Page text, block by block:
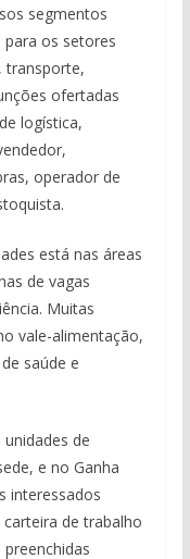
segmentos
os setores
transporte,
ofertadas
logística,
operador de
está nas áreas
de vagas
Muitas
vale-alimentação,
saúde e
de
e no Ganha
interessados
de trabalho